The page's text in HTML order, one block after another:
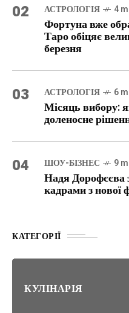
02 АСТРОЛОГІЯ 4
Фортуна вже
Таро обіцяє
березня
03 АСТРОЛОГІЯ 6
Місяць вибору:
доленосне
04 ШОУ-БІЗНЕС 9
Надя Дорофєєва
кадрами з нової
КАТЕГОРІЇ
КУЛІНАРІЯ